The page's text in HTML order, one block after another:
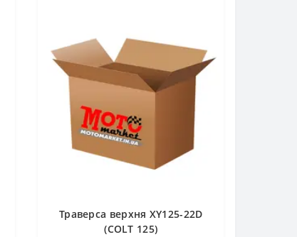
Траверса верхня XY125-22D
(COLT 125)